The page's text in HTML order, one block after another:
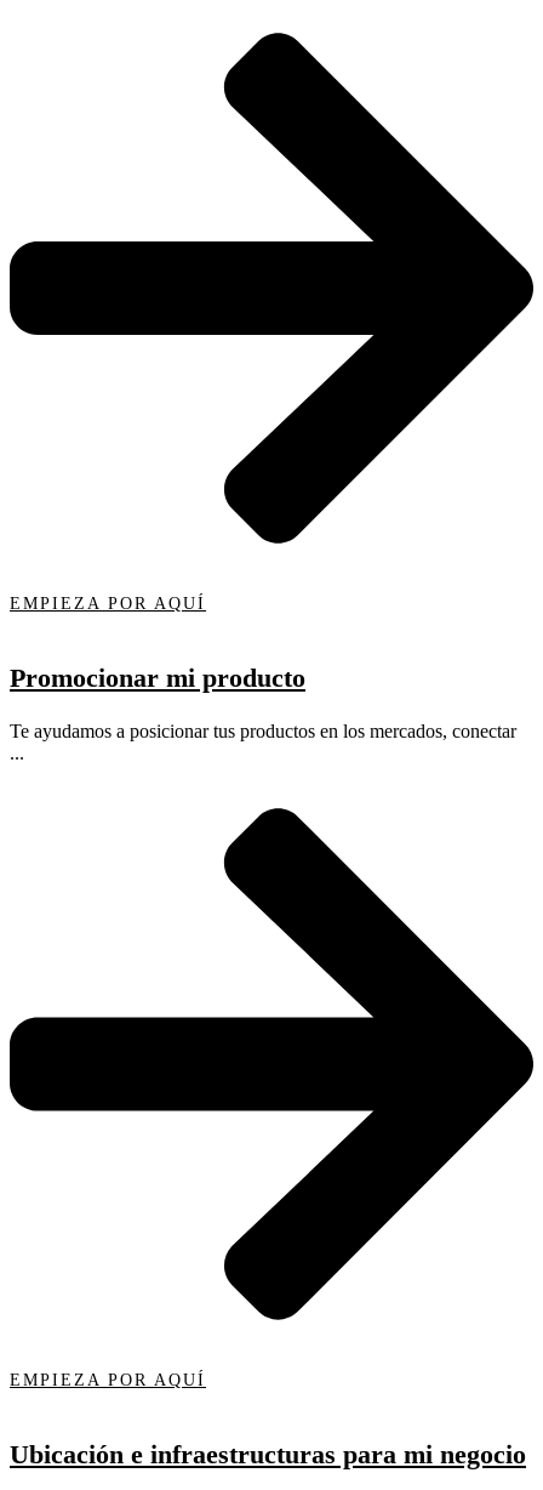
EMPIEZA POR AQUÍ
Promocionar mi producto
Te ayudamos a posicionar tus productos en los mercados, conectar
...
EMPIEZA POR AQUÍ
Ubicación e infraestructuras para mi negocio